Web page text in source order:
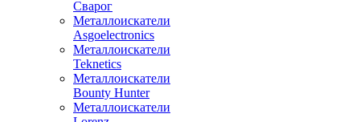
Сварог
Металлоискатели
Asgoelectronics
Металлоискатели
Teknetics
Металлоискатели
Bounty Hunter
Металлоискатели